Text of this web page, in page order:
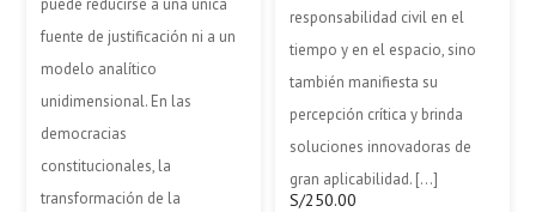
puede reducirse a una única
fuente de justificación ni a un
modelo analítico
unidimensional. En las
democracias
constitucionales, la
transformación de la
S/250.00
responsabilidad civil en el
tiempo y en el espacio, sino
también manifiesta su
percepción crítica y brinda
soluciones innovadoras de
gran aplicabilidad. […]